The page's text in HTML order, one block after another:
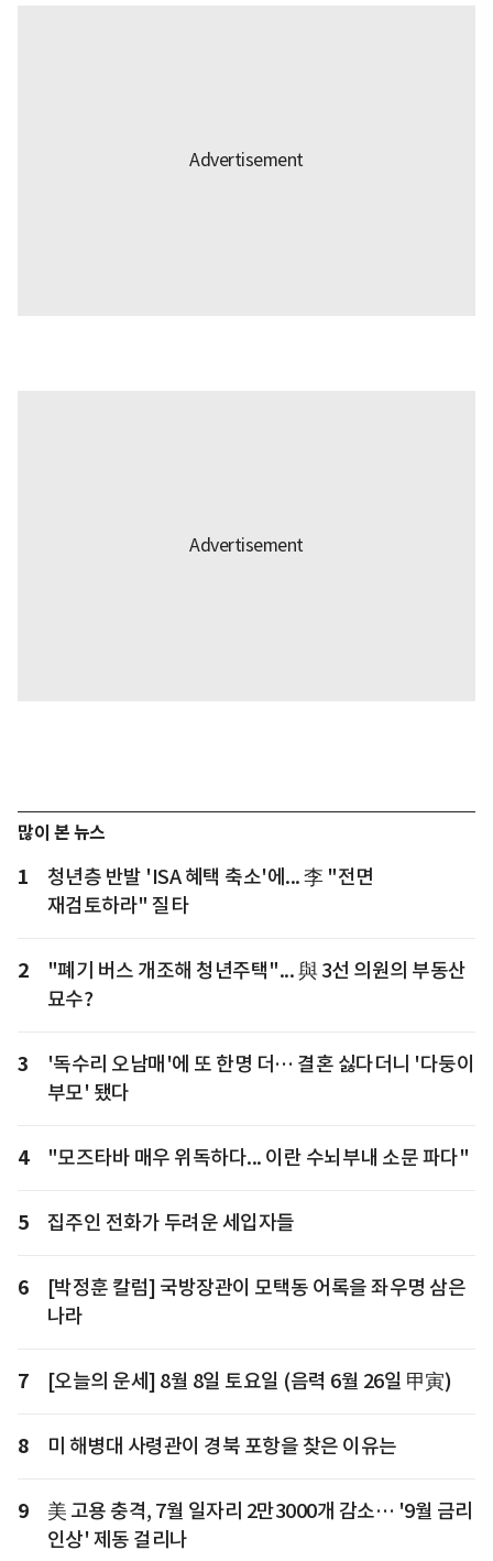
많이 본 뉴스
1
청년층 반발 'ISA 혜택 축소'에... 李 "전면
재검토하라" 질타
2
"폐기 버스 개조해 청년주택"... 與 3선 의원의 부동산
묘수?
3
'독수리 오남매'에 또 한명 더… 결혼 싫다더니 '다둥이
부모' 됐다
4 "모즈타바 매우 위독하다... 이란 수뇌부내 소문 파다"
5 집주인 전화가 두려운 세입자들
6
[박정훈 칼럼] 국방장관이 모택동 어록을 좌우명 삼은
나라
7 [오늘의 운세] 8월 8일 토요일 (음력 6월 26일 甲寅)
8 미 해병대 사령관이 경북 포항을 찾은 이유는
9
美 고용 충격, 7월 일자리 2만3000개 감소… '9월 금리
인상' 제동 걸리나